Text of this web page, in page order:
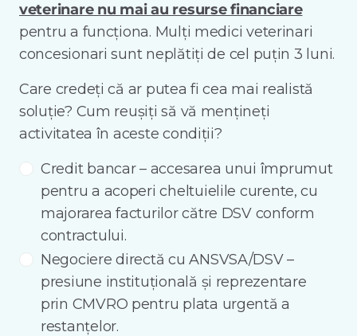
veterinare nu mai au resurse financiare
pentru a funcționa. Mulți medici veterinari
concesionari sunt neplătiți de cel puțin 3 luni.
Care credeți că ar putea fi cea mai realistă
soluție? Cum reușiți să vă mențineți
activitatea în aceste condiții?
Credit bancar – accesarea unui împrumut
pentru a acoperi cheltuielile curente, cu
majorarea facturilor către DSV conform
contractului.
Negociere directă cu ANSVSA/DSV –
presiune instituțională și reprezentare
prin CMVRO pentru plata urgentă a
restanțelor.